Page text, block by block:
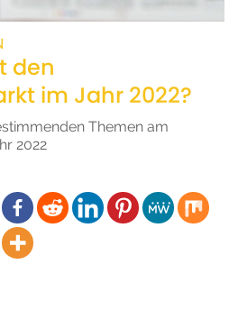
den
im Jahr 2022?
Themen am
2022